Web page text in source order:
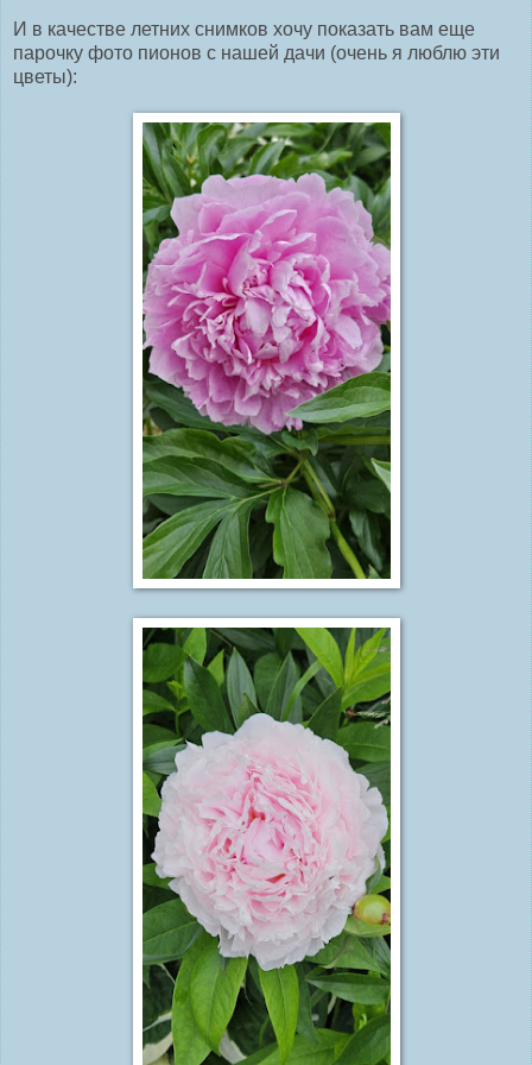
И в качестве летних снимков хочу показать вам еще
парочку фото пионов с нашей дачи (очень я люблю эти
цветы):